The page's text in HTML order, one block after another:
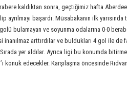
kaldıktan sonra, geçtiğimiz hafta
başardı. Müsabakanın ilk
bulamayan ve soyunma odalarına 0-0
arttırdılar ve buldukları 4 gol ile de
yer aldılar. Ayrıca ligi bu konumda
konuk edecekler. Karşılaşma öncesinde